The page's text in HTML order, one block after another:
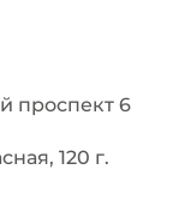
проспект 6
120 г.